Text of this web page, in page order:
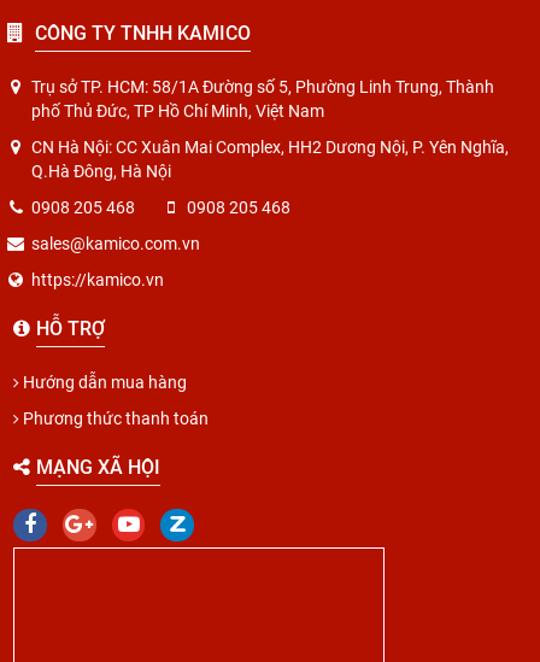
CÔNG TY TNHH KAMICO
Trụ sở TP. HCM: 58/1A Đường số 5, Phường Linh Trung, Thành
phố Thủ Đức, TP Hồ Chí Minh, Việt Nam
CN Hà Nội: CC Xuân Mai Complex, HH2 Dương Nội, P. Yên Nghĩa,
Q.Hà Đông, Hà Nội
0908 205 468
0908 205 468
sales@kamico.com.vn
https://kamico.vn
HỖ TRỢ
Hướng dẫn mua hàng
Phương thức thanh toán
MẠNG XÃ HỘI